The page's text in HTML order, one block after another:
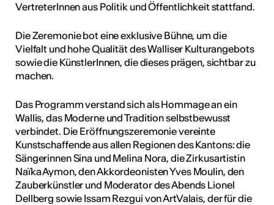
VertreterInnen aus Politik und Öffentlichkeit stattfand.
Die Zeremonie bot eine exklusive Bühne, um die
Vielfalt und hohe Qualität des Walliser Kulturangebots
sowie die KünstlerInnen, die dieses prägen, sichtbar zu
machen.
Das Programm verstand sich als Hommage an ein
Wallis, das Moderne und Tradition selbstbewusst
verbindet. Die Eröffnungszeremonie vereinte
Kunstschaffende aus allen Regionen des Kantons: die
Sängerinnen Sina und Melina Nora, die Zirkusartistin
Naïka Aymon, den Akkordeonisten Yves Moulin, den
Zauberkünstler und Moderator des Abends Lionel
Dellberg sowie Issam Rezgui von ArtValais, der für die